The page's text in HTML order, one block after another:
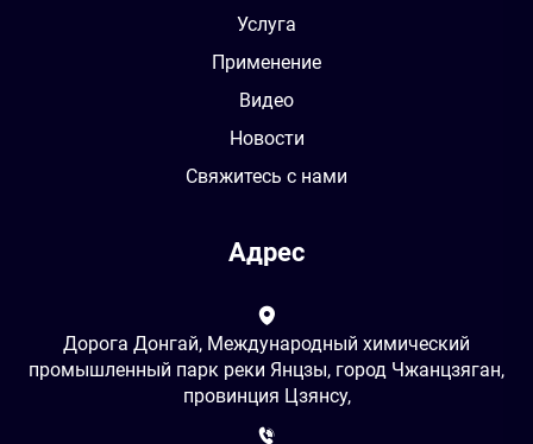
Услуга
Применение
Видео
Новости
Свяжитесь с нами
Адрес
Дорога Донгай, Международный химический
промышленный парк реки Янцзы, город Чжанцзяган,
провинция Цзянсу,